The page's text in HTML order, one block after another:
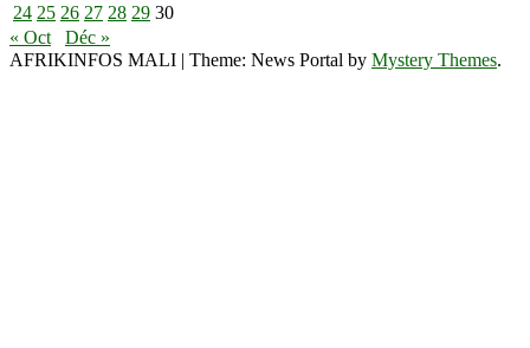
24 25 26 27 28 29 30
« Oct
Déc »
AFRIKINFOS MALI | Theme: News Portal by Mystery Themes.